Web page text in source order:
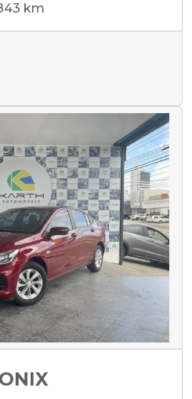
km
ONIX